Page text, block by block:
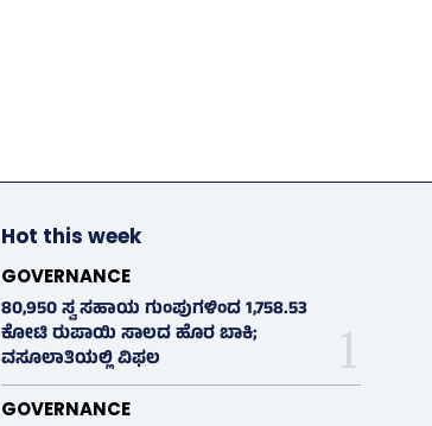
Hot this week
GOVERNANCE
80,950 ಸ್ವ ಸಹಾಯ ಗುಂಪುಗಳಿಂದ 1,758.53
ಕೋಟಿ ರುಪಾಯಿ ಸಾಲದ ಹೊರ ಬಾಕಿ;
ವಸೂಲಾತಿಯಲ್ಲಿ ವಿಫಲ
GOVERNANCE